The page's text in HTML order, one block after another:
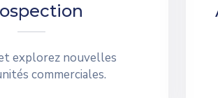
explorez nouvelles
commerciales.